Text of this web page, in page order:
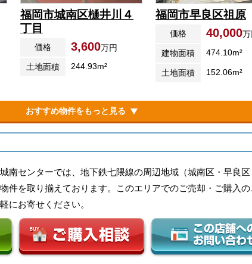
福岡市城南区樋井川４
丁目
価格 3,600万円
土地面積
244.93m²
福岡市早良区祖原
価格 40,000万
建物面積
474.10m²
土地面積 152.06m²
おすすめ物件をもっと見る
南センターでは、地下鉄七隈線の周辺地域（城南区・早良
件を取り揃えております。このエリアでのご売却・ご購入の
にお寄せください。